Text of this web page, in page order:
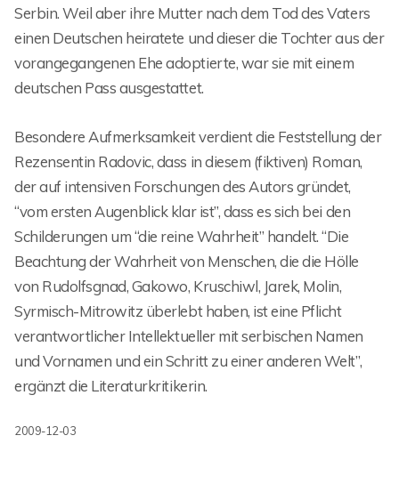
Serbin. Weil aber ihre Mutter nach dem Tod des Vaters
einen Deutschen heiratete und dieser die Tochter aus der
vorangegangenen Ehe adoptierte, war sie mit einem
deutschen Pass ausgestattet.
Besondere Aufmerksamkeit verdient die Feststellung der
Rezensentin Radovic, dass in diesem (fiktiven) Roman,
der auf intensiven Forschungen des Autors gründet,
“vom ersten Augenblick klar ist”, dass es sich bei den
Schilderungen um “die reine Wahrheit” handelt. “Die
Beachtung der Wahrheit von Menschen, die die Hölle
von Rudolfsgnad, Gakowo, Kruschiwl, Jarek, Molin,
Syrmisch-Mitrowitz überlebt haben, ist eine Pflicht
verantwortlicher Intellektueller mit serbischen Namen
und Vornamen und ein Schritt zu einer anderen Welt”,
ergänzt die Literaturkritikerin.
2009-12-03